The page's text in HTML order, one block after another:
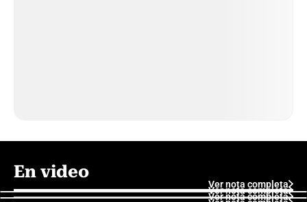
En video
Ver nota completa
Ver nota completa
Ver nota completa